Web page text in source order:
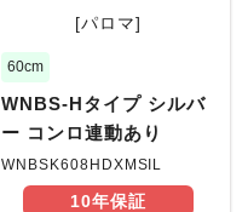
[パロマ]
60cm
WNBS-Hタイプ シルバ
ー コンロ連動あり
WNBSK608HDXMSIL
10年保証